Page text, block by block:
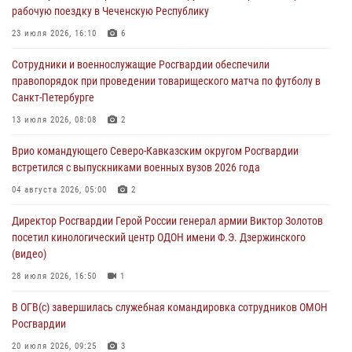
06 августа 2026, 11:20
Взрывотехники Росгвардии на Ставрополье обезвредили снаряд
06 августа 2026, 11:15
Подвиги героев‑росгвардейцев увековечили в новой музейной
экспозиции белгородского музея‑диорамы «Курская битва.
06 августа 2026, 10:30 3
Охрану общественного порядка и безопасность на футбольном
06 августа 2026, 10:13 1
рабочую поездку в Чеченскую Республику
23 июля 2026, 16:10 6
Сотрудники и военнослужащие Росгвардии обеспечили
правопорядок при проведении товарищеского матча по футболу в
Санкт-Петербурге
13 июля 2026, 08:08 2
Врио командующего Северо-Кавказским округом Росгвардии
встретился с выпускниками военных вузов 2026 года
04 августа 2026, 05:00 2
Директор Росгвардии Герой России генерал армии Виктор Золотов
посетил кинологический центр ОДОН имени Ф.Э. Дзержинского
(видео)
28 июля 2026, 16:50 1
В ОГВ(с) завершилась служебная командировка сотрудников ОМОН
Росгвардии
20 июля 2026, 09:25 3